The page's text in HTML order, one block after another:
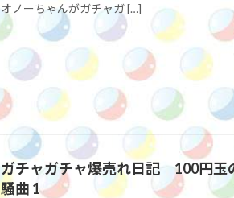
オノーちゃんがガチャガ […]
ガチャガチャ爆売れ日記 100円玉
騒曲 1